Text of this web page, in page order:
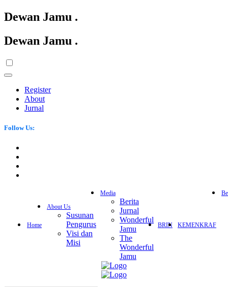
Dewan Jamu .
Dewan Jamu .
Register
About
Jurnal
Follow Us:
Home
About Us
Susunan
Pengurus
Visi dan
Misi
Media
Berita
Jurnal
Wonderful
Jamu
The
Wonderful
Jamu
BRIN KEMENKRAF